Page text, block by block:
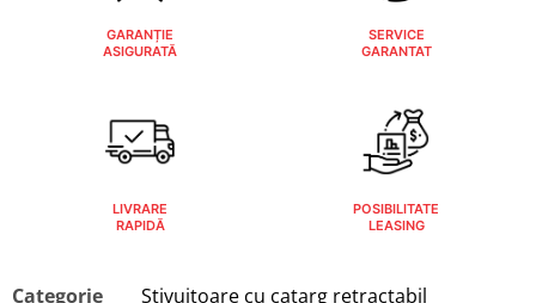
GARANȚIE
ASIGURATĂ
SERVICE
GARANTAT
LIVRARE
RAPIDĂ
POSIBILITATE
LEASING
Categorie Stivuitoare cu catarg retractabil